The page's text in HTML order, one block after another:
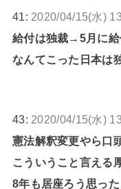
41: 2020/04/15(水)
給付は独裁→5月に給
なんてこった日本は
43: 2020/04/15(水)
憲法解釈変更やら口
こういうこと言える
8年も居座ろう思っ